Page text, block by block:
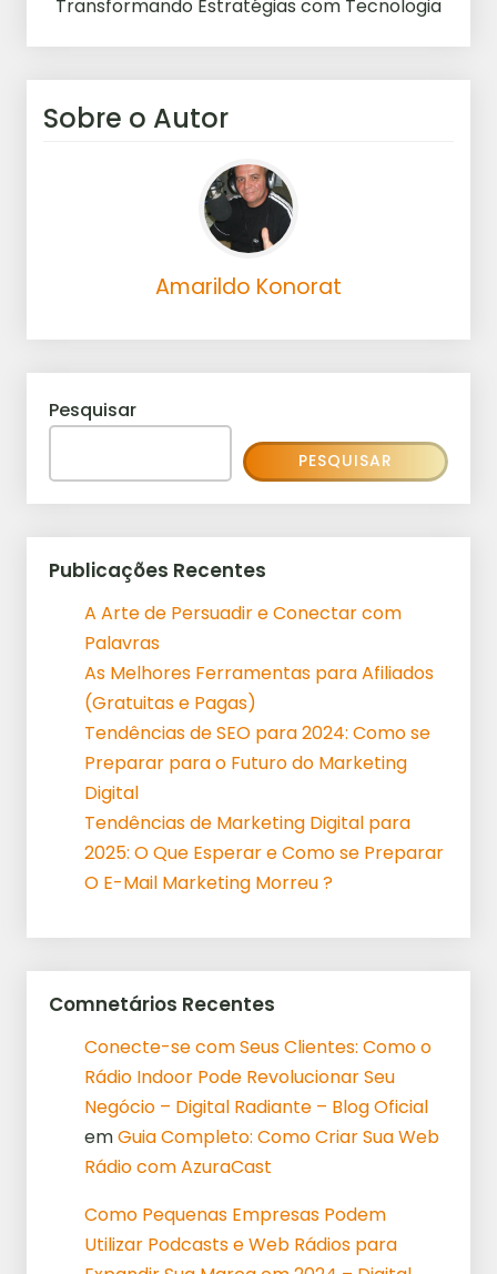
Transformando Estratégias com Tecnologia
Sobre o Autor
Amarildo Konorat
Pesquisar
PESQUISAR
Publicações Recentes
A Arte de Persuadir e Conectar com
Palavras
As Melhores Ferramentas para Afiliados
(Gratuitas e Pagas)
Tendências de SEO para 2024: Como se
Preparar para o Futuro do Marketing
Digital
Tendências de Marketing Digital para
2025: O Que Esperar e Como se Preparar
O E-Mail Marketing Morreu ?
Comnetários Recentes
Conecte-se com Seus Clientes: Como o
Rádio Indoor Pode Revolucionar Seu
Negócio – Digital Radiante – Blog Oficial
emGuia Completo: Como Criar Sua Web
Rádio com AzuraCast
Como Pequenas Empresas Podem
Utilizar Podcasts e Web Rádios para